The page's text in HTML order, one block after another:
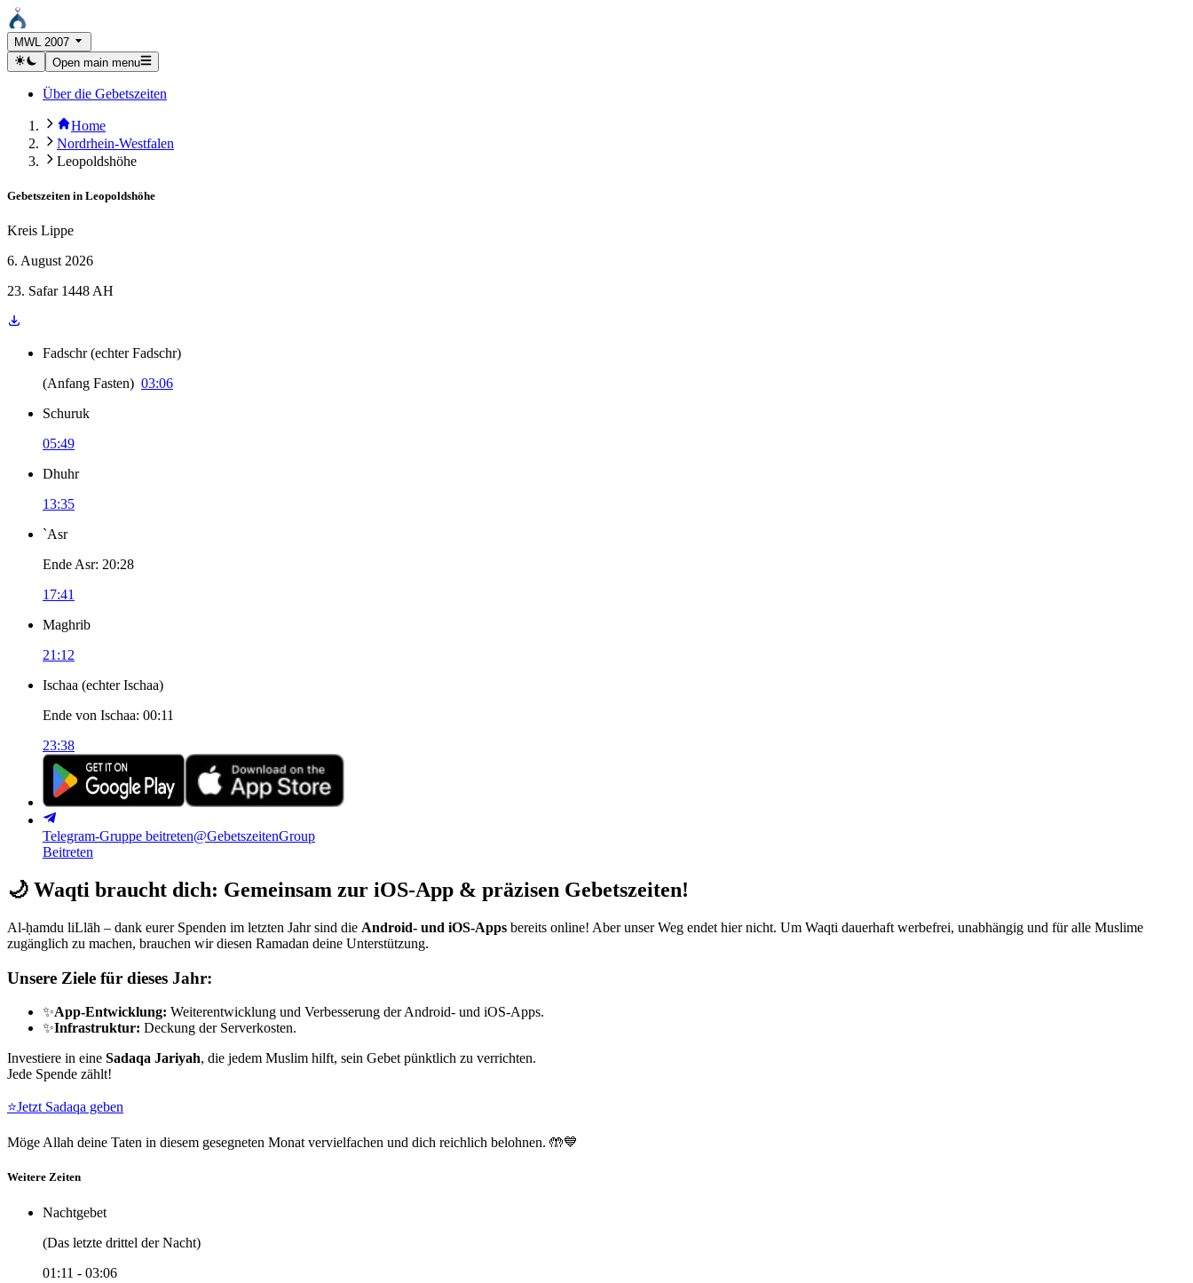
MWL 2007
Open main menu
Über die Gebetszeiten
Home
Nordrhein-Westfalen
Leopoldshöhe
Gebetszeiten in Leopoldshöhe
Kreis Lippe
6. August 2026
23. Safar 1448 AH
Fadschr (echter Fadschr)
(Anfang Fasten) 03:06
Schuruk
05:49
Dhuhr
13:35
`Asr
Ende Asr: 20:28
17:41
Maghrib
21:12
Ischaa (echter Ischaa)
Ende von Ischaa: 00:11
23:38
Telegram-Gruppe beitreten@GebetszeitenGroup
Beitreten
🌙 Waqti braucht dich: Gemeinsam zur iOS-App & präzisen Gebetszeiten!
Al-ḥamdu liLlāh – dank eurer Spenden im letzten Jahr sind die Android- und iOS-Apps bereits online! Aber unser Weg endet hier nicht. Um Waqti dauerhaft werbefrei, unabhängig und für alle Muslime
zugänglich zu machen, brauchen wir diesen Ramadan deine Unterstützung.
Unsere Ziele für dieses Jahr:
✨App-Entwicklung: Weiterentwicklung und Verbesserung der Android- und iOS-Apps.
✨Infrastruktur: Deckung der Serverkosten.
Investiere in eine Sadaqa Jariyah, die jedem Muslim hilft, sein Gebet pünktlich zu verrichten.
Jede Spende zählt!
⭐Jetzt Sadaqa geben
Möge Allah deine Taten in diesem gesegneten Monat vervielfachen und dich reichlich belohnen. 🤲💙
Weitere Zeiten
Nachtgebet
(Das letzte drittel der Nacht)
01:11 - 03:06